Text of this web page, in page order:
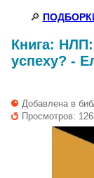
🔎
Книга: НЛП:
успеху? -
Добавлена в
Просмотров: